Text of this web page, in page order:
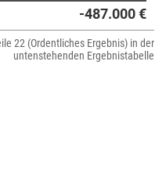
-487.000 €
22 (Ordentliches Ergebnis) in der
untenstehenden Ergebnistabelle